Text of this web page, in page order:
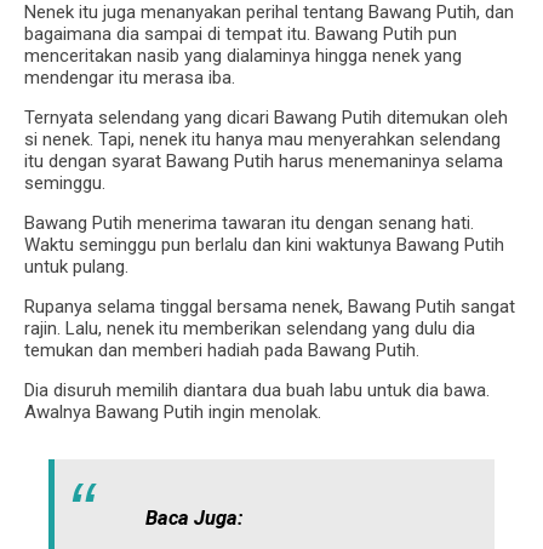
Nenek itu juga menanyakan perihal tentang Bawang Putih, dan
bagaimana dia sampai di tempat itu. Bawang Putih pun
menceritakan nasib yang dialaminya hingga nenek yang
mendengar itu merasa iba.
Ternyata selendang yang dicari Bawang Putih ditemukan oleh
si nenek. Tapi, nenek itu hanya mau menyerahkan selendang
itu dengan syarat Bawang Putih harus menemaninya selama
seminggu.
Bawang Putih menerima tawaran itu dengan senang hati.
Waktu seminggu pun berlalu dan kini waktunya Bawang Putih
untuk pulang.
Rupanya selama tinggal bersama nenek, Bawang Putih sangat
rajin. Lalu, nenek itu memberikan selendang yang dulu dia
temukan dan memberi hadiah pada Bawang Putih.
Dia disuruh memilih diantara dua buah labu untuk dia bawa.
Awalnya Bawang Putih ingin menolak.
Baca Juga: